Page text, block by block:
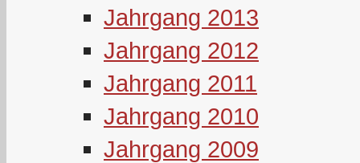
Jahrgang 2013
Jahrgang 2012
Jahrgang 2011
Jahrgang 2010
Jahrgang 2009